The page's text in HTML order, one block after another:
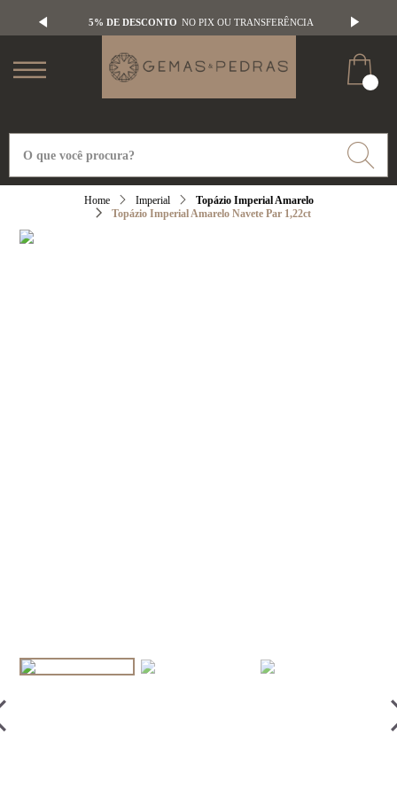
5% DE DESCONTO NO PIX OU TRANSFERÊNCIA
Imperial
Topázio Imperial Amarelo
Topázio Imperial Amarelo Navete Par 1,22ct